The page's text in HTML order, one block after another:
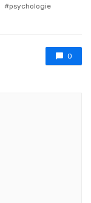
psychologie
0